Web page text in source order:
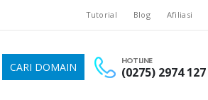
Tutorial Blog Afiliasi
HOTLINE
(0275) 2974 127